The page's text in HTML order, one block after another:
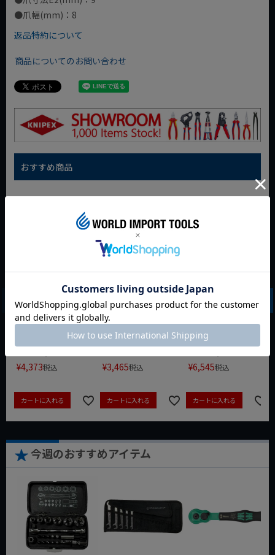
●爪幅(mm)：8
返品特約について
商品についてのお問い合わせ
おすすめ商品
クィックツール CL-
夏セール
¥4,373税込
カートに入れる
ルマット ブラック
動画あり 夏セール
¥3,465税込
カートに入れる
クイックセット
8721-250 KNIPEX
動画あり
¥6,545税込
カートに入れる
今週のおすすめアイテム